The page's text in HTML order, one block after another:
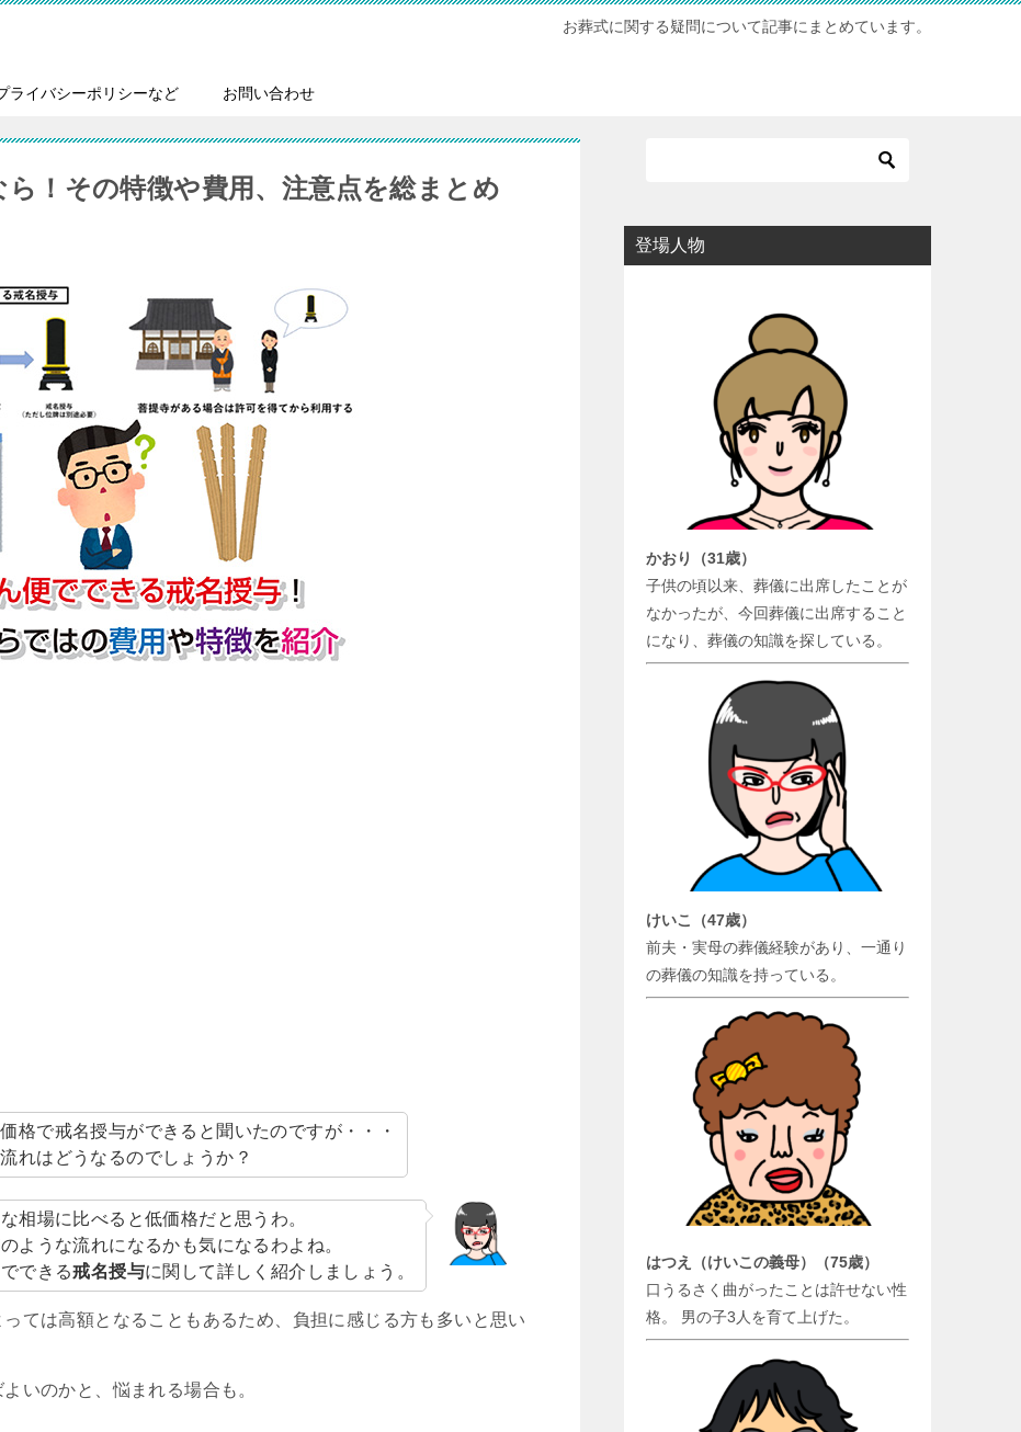
お葬式に関する疑問について記事にまとめています。
ライバシーポリシーなど お問い合わせ
！その特徴や費用、注意点を総まとめ
格で戒名授与ができると聞いたのですが・・・
れはどうなるのでしょうか？
相場に比べると低価格だと思うわ。
ような流れになるかも気になるわよね。
できる戒名授与に関して詳しく紹介しましょう。
ては高額となることもあるため、負担に感じる方も多いと思い
いのかと、悩まれる場合も。
登場人物
かおり（31歳）
子供の頃以来、葬儀に出席したことが
なかったが、今回葬儀に出席すること
になり、葬儀の知識を探している。
けいこ（47歳）
前夫・実母の葬儀経験があり、一通り
の葬儀の知識を持っている。
はつえ（けいこの義母）（75歳）
口うるさく曲がったことは許せない性
格。 男の子3人を育て上げた。